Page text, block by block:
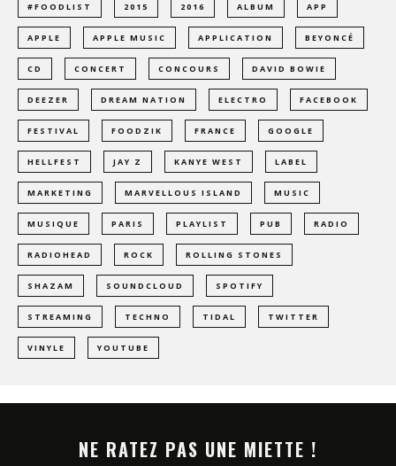
#FOODLIST 2015 2016 ALBUM APP
APPLE APPLE MUSIC APPLICATION BEYONCÉ
CD CONCERT CONCOURS DAVID BOWIE
DEEZER DREAM NATION ELECTRO FACEBOOK
FESTIVAL FOODZIK FRANCE GOOGLE
HELLFEST JAY Z KANYE WEST LABEL
MARKETING MARVELLOUS ISLAND MUSIC
MUSIQUE PARIS PLAYLIST PUB RADIO
RADIOHEAD ROCK ROLLING STONES
SHAZAM SOUNDCLOUD SPOTIFY
STREAMING TECHNO TIDAL TWITTER
VINYLE YOUTUBE
NE RATEZ PAS UNE MIETTE !